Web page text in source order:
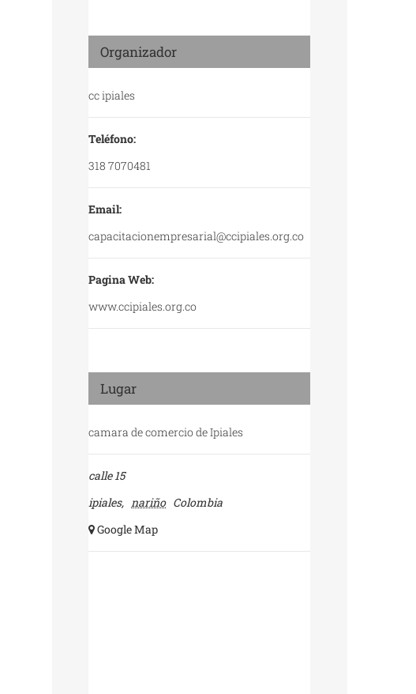
Organizador
cc ipiales
Teléfono:
318 7070481
Email:
capacitacionempresarial@ccipiales.org.co
Pagina Web:
www.ccipiales.org.co
Lugar
camara de comercio de Ipiales
calle 15
ipiales, nariño Colombia
+ Google Map